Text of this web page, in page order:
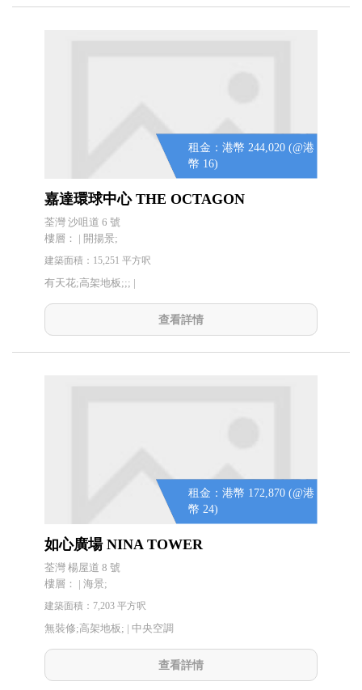
租金：港幣 244,020 (@港
幣 16)
嘉達環球中心 THE OCTAGON
荃灣 沙咀道 6 號
樓層： | 開揚景;
建築面積：15,251 平方呎
有天花;高架地板;;; |
查看詳情
租金：港幣 172,870 (@港
幣 24)
如心廣場 NINA TOWER
荃灣 楊屋道 8 號
樓層： | 海景;
建築面積：7,203 平方呎
無裝修;高架地板; | 中央空調
查看詳情